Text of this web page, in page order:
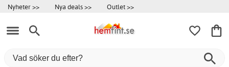
Nyheter >> Nya deals >> Outlet >>